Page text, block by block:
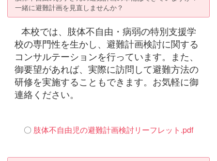
一緒に避難計画を見直しませんか？
本校では、肢体不自由・病弱の特別支援学
校の専門性を生かし、避難計画検討に関する
コンサルテーションを行っています。また、
御要望があれば、実際に訪問して避難方法の
研修を実施することもできます。お気軽に御
連絡ください。
〇 肢体不自由児の避難計画検討リーフレット.pdf